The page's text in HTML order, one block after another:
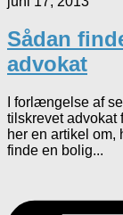
Sådan
advokat
I forlængelse af
tilskrevet advokat
her en artikel om,
finde en bolig...